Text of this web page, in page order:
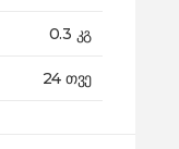
0.3 კგ
24 თვე